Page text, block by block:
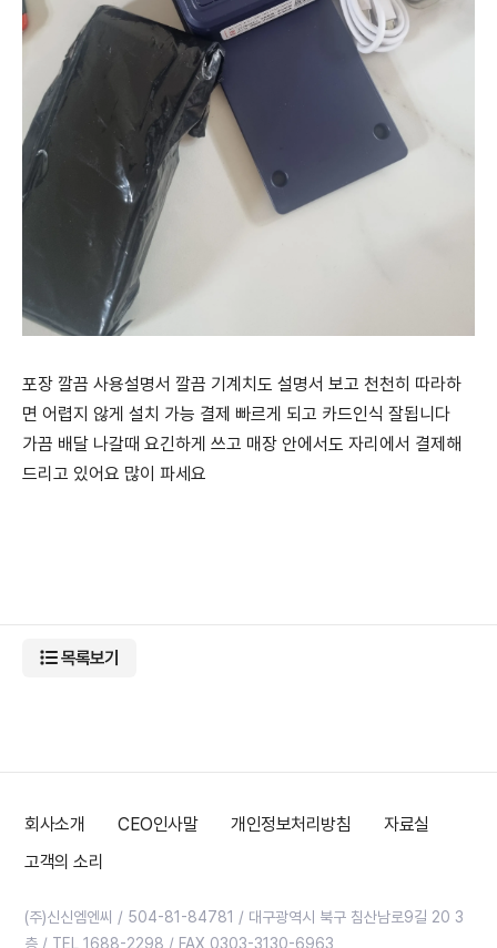
포장 깔끔 사용설명서 깔끔 기계치도 설명서 보고 천천히 따라하
면 어렵지 않게 설치 가능 결제 빠르게 되고 카드인식 잘됩니다
가끔 배달 나갈때 요긴하게 쓰고 매장 안에서도 자리에서 결제해
드리고 있어요 많이 파세요
목록보기
회사소개 CEO인사말 개인정보처리방침
자료실
고객의 소리
(주)신신엠엔씨 / 504-81-84781 / 대구광역시 북구 침산남로9길 20 3
층 / TEL 1688-2298 / FAX 0303-3130-6963